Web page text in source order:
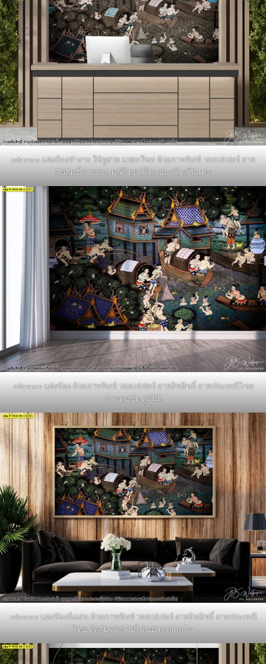
reference แต่งห้องทำงาน ให้ดูสวย แปลกใหม่ ด้วยภาพพิมพ์ วอลเปเปอร์ ลาย
ลิขสิทธิ์ ลายประเพณีไทย สีโทนอุ่น สไตล์วินเทจ
reference แต่งห้อง ด้วยภาพพิมพ์ วอลเปเปอร์ ลายลิขสิทธิ์ ลายประเพณีไทย
ภาพคมชัด ดูมีมิติ
reference แต่งห้องนั่งเล่น ด้วยภาพพิมพ์ วอลเปเปอร์ ลายลิขสิทธิ์ ลายประเพณี
ไทย ตัดกับผนังลายไม้ อย่างกลมกลืน